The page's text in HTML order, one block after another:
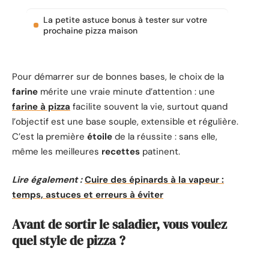
La petite astuce bonus à tester sur votre
prochaine pizza maison
Pour démarrer sur de bonnes bases, le choix de la
farine mérite une vraie minute d’attention : une
farine à pizza facilite souvent la vie, surtout quand
l’objectif est une base souple, extensible et régulière.
C’est la première étoile de la réussite : sans elle,
même les meilleures recettes patinent.
Lire également : Cuire des épinards à la vapeur :
temps, astuces et erreurs à éviter
Avant de sortir le saladier, vous voulez
quel style de pizza ?